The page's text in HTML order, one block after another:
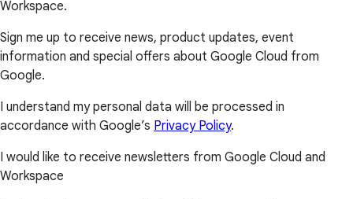
Workspace.
Sign me up to receive news, product updates, event
information and special offers about Google Cloud from
Google.
I understand my personal data will be processed in
accordance with Google’s Privacy Policy.
I would like to receive newsletters from Google Cloud and
Workspace